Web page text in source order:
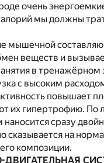
очень
мы должны
мышечной
веществ и
в тренажёрном
с высоким
повышает
их гипертрофию. По
сразу
сказывается на
композиции.